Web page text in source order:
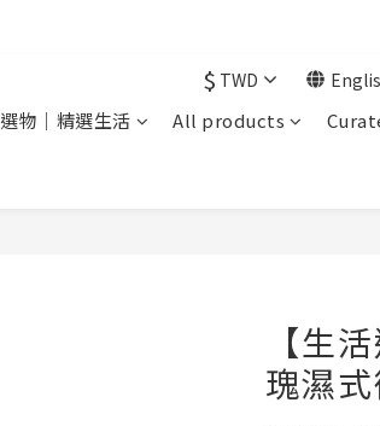
$ TWD
選物｜精選生活 All products
【生
瑰濕